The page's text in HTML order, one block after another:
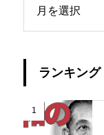
ランキング
1